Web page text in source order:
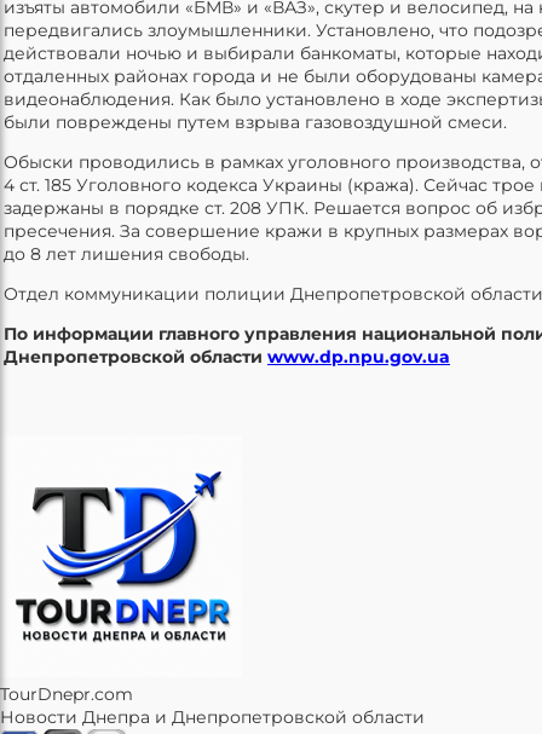
изъяты автомобили «БМВ» и «ВАЗ», скутер и велосипед, на
передвигались злоумышленники. Установлено, что
действовали ночью и выбирали банкоматы, которые
отдаленных районах города и не были оборудованы
видеонаблюдения. Как было установлено в ходе
были повреждены путем взрыва газовоздушной смеси.
Обыски проводились в рамках уголовного производства,
4 ст. 185 Уголовного кодекса Украины (кража). Сейчас
задержаны в порядке ст. 208 УПК. Решается вопрос об
пресечения. За совершение кражи в крупных размерах
до 8 лет лишения свободы.
Отдел коммуникации полиции Днепропетровской области
По информации главного управления национальной
Днепропетровской области www.dp.npu.gov.ua
TourDnepr.com
Новости Днепра и Днепропетровской области